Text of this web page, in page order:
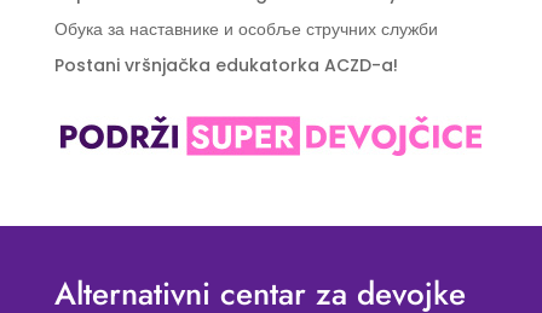
Обука за наставнике и особље стручних служби
Postani vršnjačka edukatorka ACZD-a!
Alternativni centar za devojke